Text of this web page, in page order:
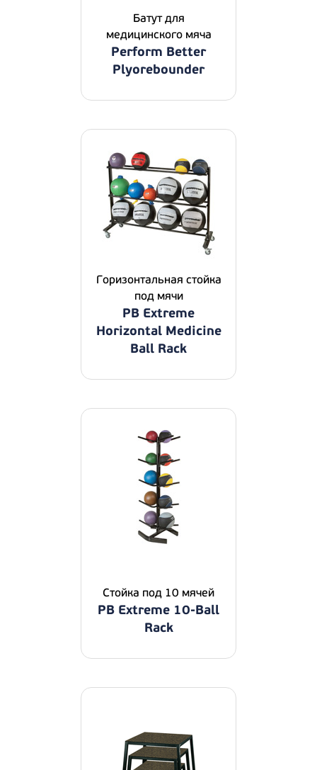
Батут для
медицинского мяча
Perform Better
Plyorebounder
Горизонтальная стойка
под мячи
PB Extreme
Horizontal Medicine
Ball Rack
Стойка под 10 мячей
PB Extreme 10-Ball
Rack